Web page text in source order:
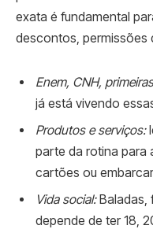
exata é fundamental
descontos, permissões
Enem, CNH,
já está vivendo
Produtos e serviços:
parte da rotina para
cartões ou
Vida social:Baladas,
depende de ter 18,